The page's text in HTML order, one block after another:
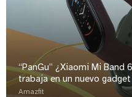
“PanGu” ¿Xiaomi Mi Band
trabaja en un nuevo gadget
Amazfit